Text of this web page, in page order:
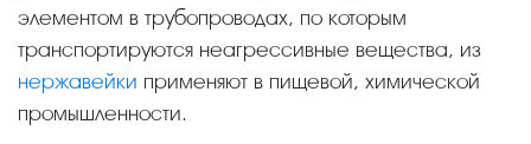
элементом в трубопроводах, по которым
транспортируются неагрессивные вещества, из
нержавейки применяют в пищевой, химической
промышленности.